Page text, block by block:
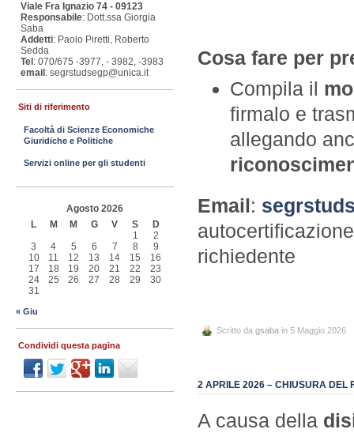
Cosa fare per
Compila il
firmalo e
allegando
Email:
richiedente
Scritto da gsaba in 5 Maggio 2026
2 APRILE 2026 – CHIUSURA DEL
A causa della
Viale Fra Ignazio 74 - 09123
Responsabile: Dott.ssa Giorgia
Saba
Addetti: Paolo Piretti, Roberto
Sedda
Tel : 070/675 -3977, - 3982, -3983
email : segrstudsegp@unica.it
Siti di riferimento
Facoltà di Scienze Economiche
Giuridiche e Politiche
Servizi online per gli studenti
Agosto 2026
L
M M G V S
D
1
2
3
4 5 6 7 8
9
10
11 12 13 14 15
16
17
18 19 20 21 22
23
24
25 26 27 28 29
30
31
« Giu
Condividi questa pagina